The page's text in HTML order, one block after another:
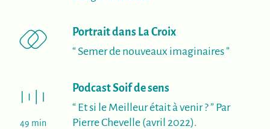
Portrait dans La Croix(nouvelle fenêtre)
“ Semer de nouveaux imaginaires ”
49 min
Podcast Soif de sens
“ Et si le Meilleur était à venir ? ” Par
Pierre Chevelle (avril 2022).